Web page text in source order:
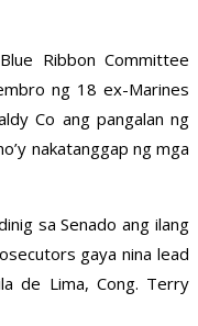
Ribbon Committee
ng 18 ex-Marines
Co ang pangalan ng
nakatanggap ng mga
sa Senado ang ilang
gaya nina lead
de Lima, Cong. Terry